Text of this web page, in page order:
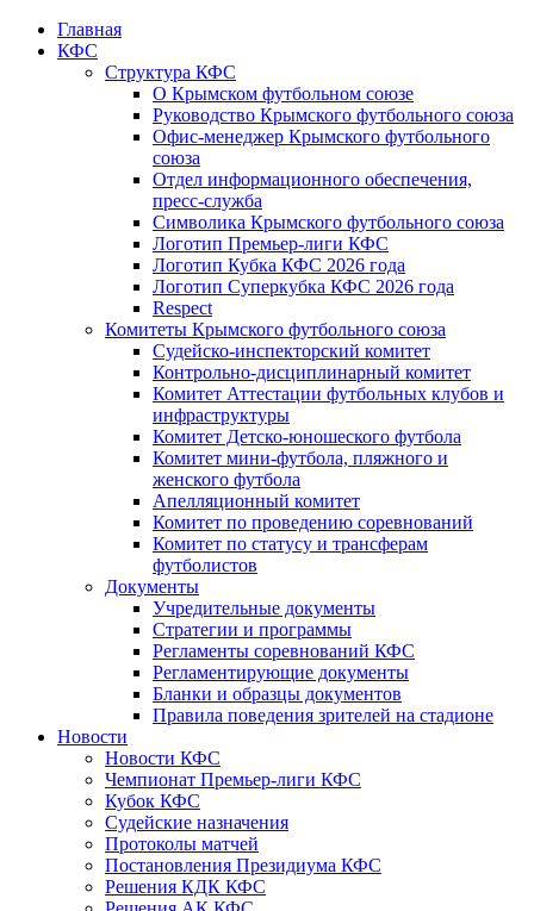
Главная
КФС
Структура КФС
О Крымском футбольном союзе
Руководство Крымского футбольного союза
Офис-менеджер Крымского футбольного
союза
Отдел информационного обеспечения,
пресс-служба
Символика Крымского футбольного союза
Логотип Премьер-лиги КФС
Логотип Кубка КФС 2026 года
Логотип Суперкубка КФС 2026 года
Respect
Комитеты Крымского футбольного союза
Судейско-инспекторский комитет
Контрольно-дисциплинарный комитет
Комитет Аттестации футбольных клубов и
инфраструктуры
Комитет Детско-юношеского футбола
Комитет мини-футбола, пляжного и
женского футбола
Апелляционный комитет
Комитет по проведению соревнований
Комитет по статусу и трансферам
футболистов
Документы
Учредительные документы
Стратегии и программы
Регламенты соревнований КФС
Регламентирующие документы
Бланки и образцы документов
Правила поведения зрителей на стадионе
Новости
Новости КФС
Чемпионат Премьер-лиги КФС
Кубок КФС
Судейские назначения
Протоколы матчей
Постановления Президиума КФС
Решения КДК КФС